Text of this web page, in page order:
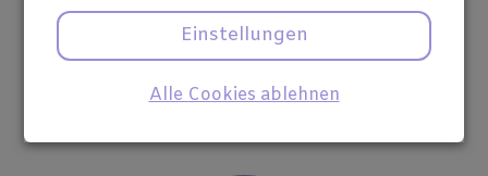
365 Tage Liebe aus Solidarität- Sie
Solidaritätspreis für die Herstellung des Buches.
Einstellungen
Alle Cookies ablehnen